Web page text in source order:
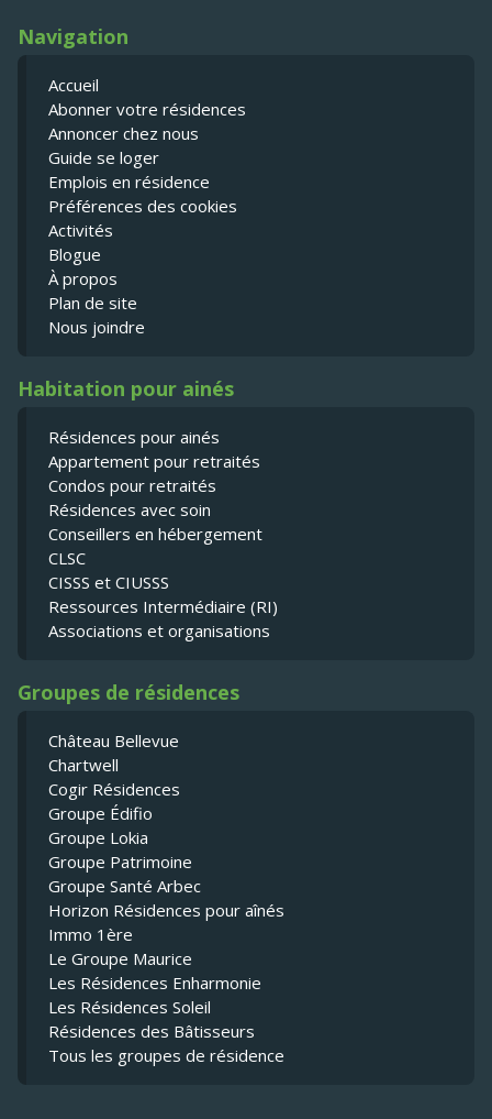
Navigation
Accueil
Abonner votre résidences
Annoncer chez nous
Guide se loger
Emplois en résidence
Préférences des cookies
Activités
Blogue
À propos
Plan de site
Nous joindre
Habitation pour ainés
Résidences pour ainés
Appartement pour retraités
Condos pour retraités
Résidences avec soin
Conseillers en hébergement
CLSC
CISSS et CIUSSS
Ressources Intermédiaire (RI)
Associations et organisations
Groupes de résidences
Château Bellevue
Chartwell
Cogir Résidences
Groupe Édifio
Groupe Lokia
Groupe Patrimoine
Groupe Santé Arbec
Horizon Résidences pour aînés
Immo 1ère
Le Groupe Maurice
Les Résidences Enharmonie
Les Résidences Soleil
Résidences des Bâtisseurs
Tous les groupes de résidence